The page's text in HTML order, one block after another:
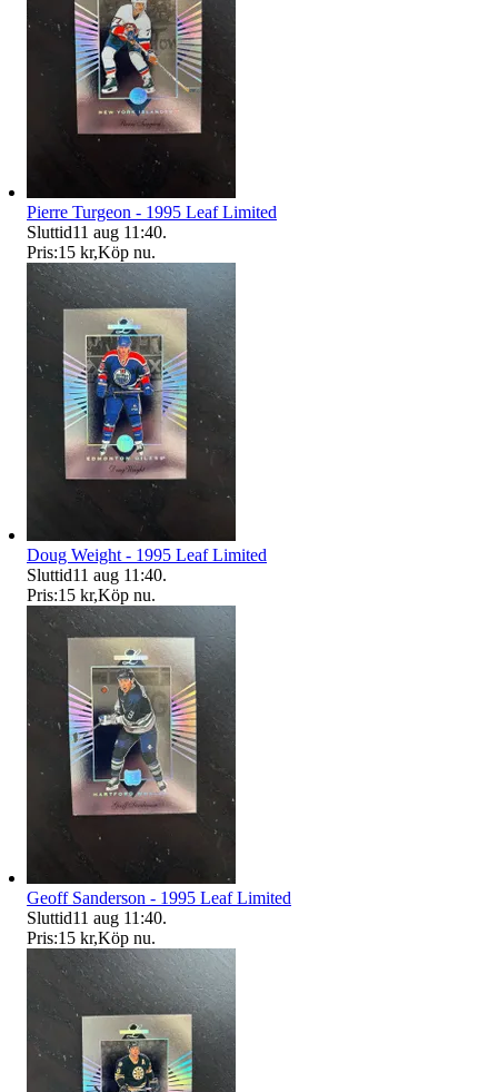
Pierre Turgeon - 1995 Leaf Limited
Sluttid11 aug 11:40.
Pris:15 kr,Köp nu.
Doug Weight - 1995 Leaf Limited
Sluttid11 aug 11:40.
Pris:15 kr,Köp nu.
Geoff Sanderson - 1995 Leaf Limited
Sluttid11 aug 11:40.
Pris:15 kr,Köp nu.